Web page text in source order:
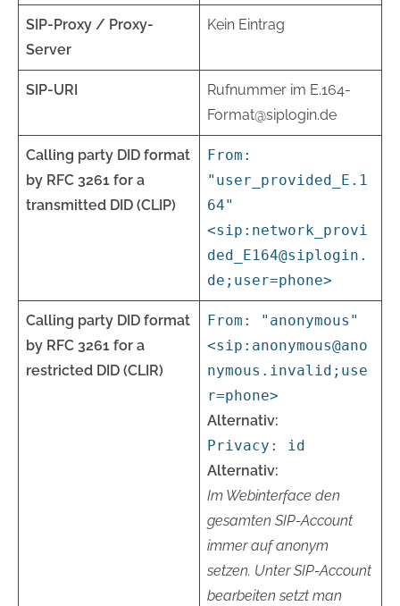
SIP-Proxy / Proxy-
Server
Kein Eintrag
SIP-URI
Rufnummer im E.164-
Format@siplogin.de
Calling party DID format
by RFC 3261 for a
transmitted DID (CLIP)
From:
"user_provided_E.1
64"
<sip:network_provi
ded_E164@siplogin.
de;user=phone>
Calling party DID format
by RFC 3261 for a
restricted DID (CLIR)
From: "anonymous"
<sip:anonymous@ano
nymous.invalid;use
r=phone>
Alternativ:
Privacy: id
Alternativ:
Im Webinterface den
gesamten SIP-Account
immer auf anonym
setzen. Unter SIP-Account
bearbeiten setzt man